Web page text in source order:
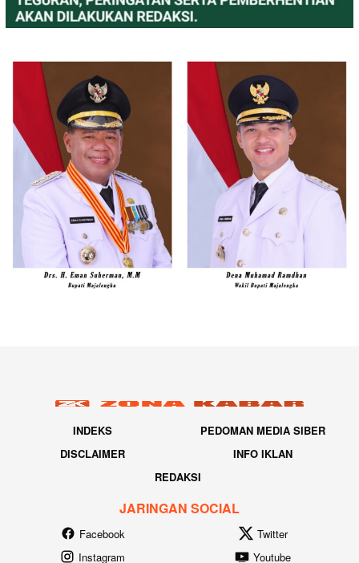
INDEKS
PEDOMAN MEDIA SIBER
DISCLAIMER
INFO IKLAN
REDAKSI
JARINGAN SOCIAL
Facebook
Twitter
Instagram
Youtube